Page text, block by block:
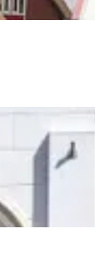
auto
de stad aan